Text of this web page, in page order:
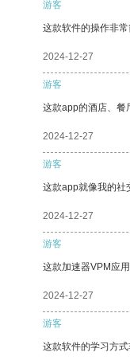
游客
这款软件的操作非常
2024-12-27
游客
这款app的酒店、餐
2024-12-27
游客
这款app就像我的社
2024-12-27
游客
这款加速器VPM应
2024-12-27
游客
这款软件的学习方